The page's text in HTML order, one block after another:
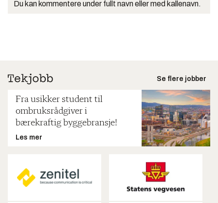
Du kan kommentere under fullt navn eller med kallenavn.
Se flere jobber
Fra usikker student til
ombruksrådgiver i
bærekraftig byggebransje!
Les mer